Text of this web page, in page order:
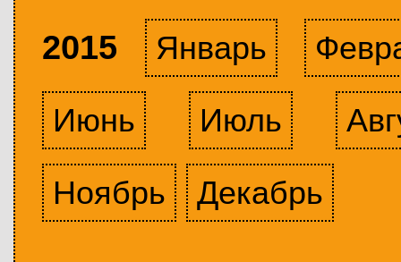
2015 Январь
Июнь
Июль
Ноябрь
Декабрь